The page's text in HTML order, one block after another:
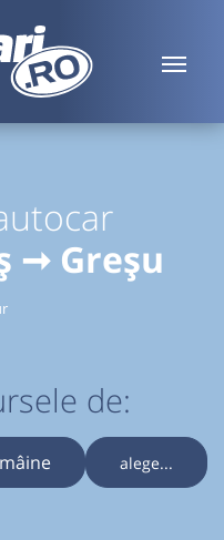
➞ Greșu
de:
mâine alege...